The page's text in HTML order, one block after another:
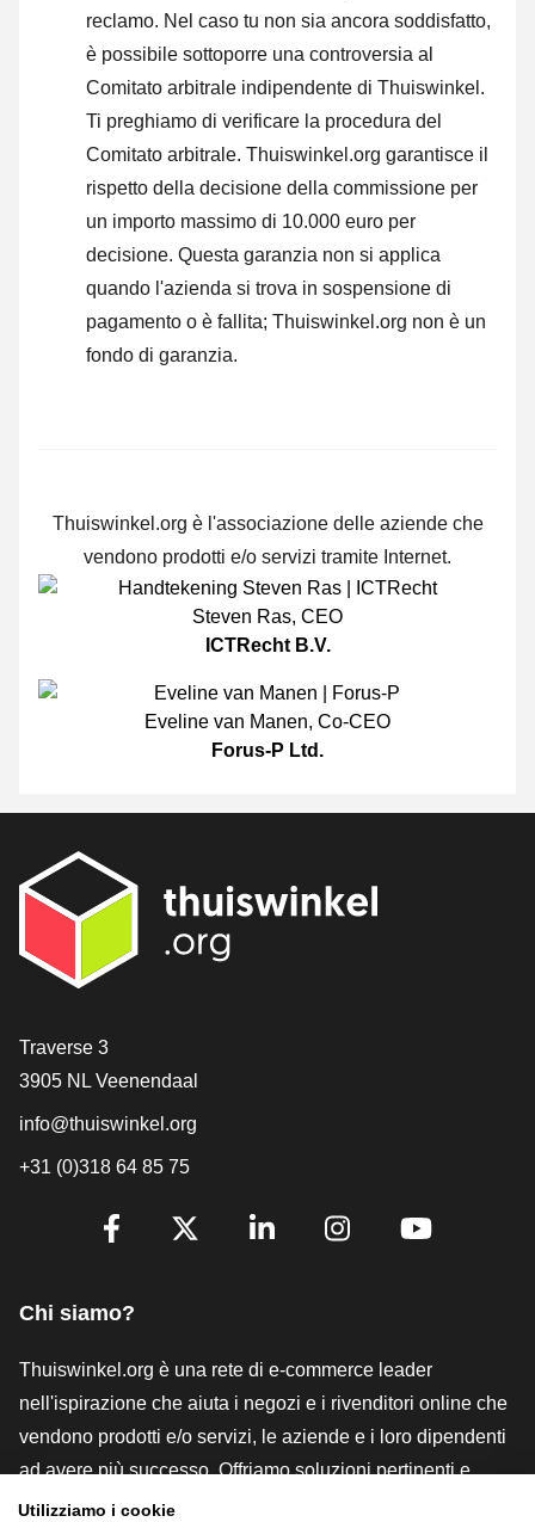
reclamo. Nel caso tu non sia ancora soddisfatto,
è possibile sottoporre una controversia al
Comitato arbitrale indipendente di Thuiswinkel.
Ti preghiamo di verificare la procedura del
Comitato arbitrale. Thuiswinkel.org garantisce il
rispetto della decisione della commissione per
un importo massimo di 10.000 euro per
decisione. Questa garanzia non si applica
quando l'azienda si trova in sospensione di
pagamento o è fallita; Thuiswinkel.org non è un
fondo di garanzia.
Thuiswinkel.org è l'associazione delle aziende che
vendono prodotti e/o servizi tramite Internet.
Steven Ras, CEO
ICTRecht B.V.
Eveline van Manen, Co-CEO
Forus-P Ltd.
[_General:Contact]
Traverse 3
3905 NL Veenendaal
info@thuiswinkel.org
+31 (0)318 64 85 75
[_General:SocialMediaTitle]
Chi siamo?
Thuiswinkel.org è una rete di e-commerce leader
nell'ispirazione che aiuta i negozi e i rivenditori online che
vendono prodotti e/o servizi, le aziende e i loro dipendenti
ad avere più successo. Offriamo soluzioni pertinenti e
pratiche con vari marchi di fiducia, recensioni Thuiswinkel,
Utilizziamo i cookie